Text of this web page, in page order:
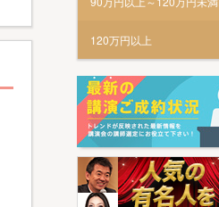
120万円以上